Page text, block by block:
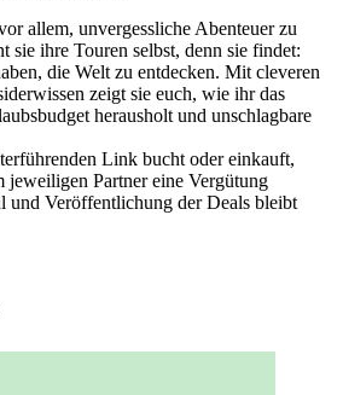
allem, unvergessliche Abenteuer zu
sie ihre Touren selbst, denn sie findet:
die Welt zu entdecken. Mit cleveren
zeigt sie euch, wie ihr das
herausholt und unschlagbare
Link bucht oder einkauft,
jeweiligen Partner eine Vergütung
und Veröffentlichung der Deals bleibt